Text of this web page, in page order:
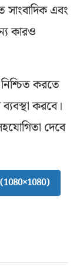
সাংবাদিক এবং
কারও
নিশ্চিত করতে
ব্যবস্থা করবে।
দেবে